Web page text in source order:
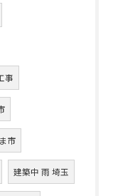
事
市
建築中 雨 埼玉